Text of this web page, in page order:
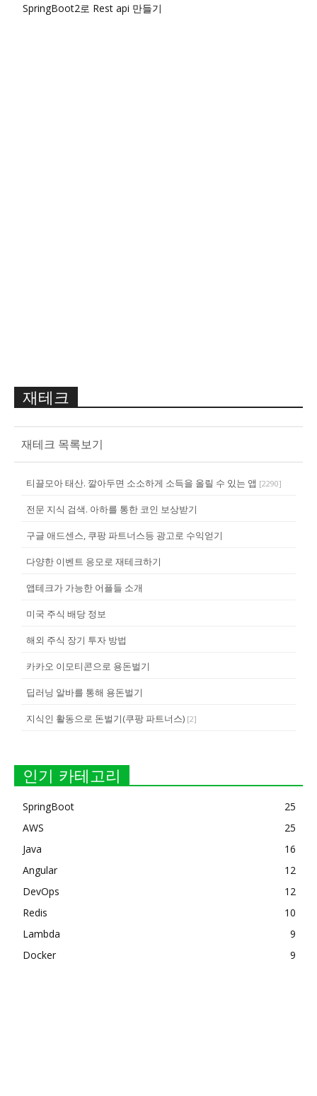
SpringBoot2로 Rest api 만들기
재테크
재테크 목록보기
티끌모아 태산. 깔아두면 소소하게 소득을 올릴 수 있는 앱 [2290]
전문 지식 검색. 아하를 통한 코인 보상받기
구글 애드센스, 쿠팡 파트너스등 광고로 수익얻기
다양한 이벤트 응모로 재테크하기
앱테크가 가능한 어플들 소개
미국 주식 배당 정보
해외 주식 장기 투자 방법
카카오 이모티콘으로 용돈벌기
딥러닝 알바를 통해 용돈벌기
지식인 활동으로 돈벌기(쿠팡 파트너스) [2]
인기 카테고리
SpringBoot
25
AWS
25
Java
16
Angular
12
DevOps
12
Redis
10
Lambda
9
Docker
9